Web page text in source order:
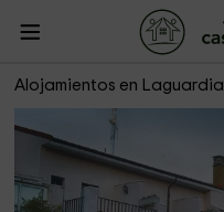
Alojamientos en Laguardia